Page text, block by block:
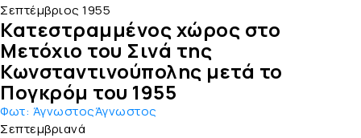
Σεπτέμβριος 1955
Κατεστραμμένος χώρος στο
Μετόχιο του Σινά της
Κωνσταντινούπολης μετά το
Πογκρόμ του 1955
Φωτ: ΆγνωστοςΆγνωστος
Σεπτεμβριανά